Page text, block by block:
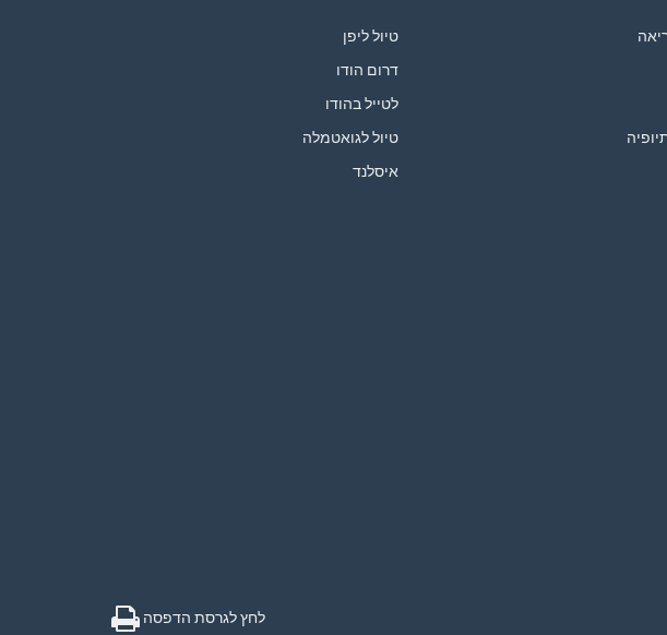
טיול ליפן
דרום הודו
לטייל בהודו
טיול לגואטמלה
איסלנד
לחץ לגרסת הדפסה